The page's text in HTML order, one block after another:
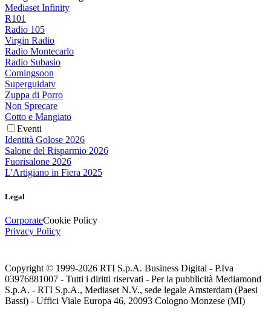
Mediaset Infinity
R101
Radio 105
Virgin Radio
Radio Montecarlo
Radio Subasio
Comingsoon
Superguidatv
Zuppa di Porro
Non Sprecare
Cotto e Mangiato
Eventi
Identità Golose 2026
Salone del Risparmio 2026
Fuorisalone 2026
L'Artigiano in Fiera 2025
Legal
CorporateCookie Policy
Privacy Policy
Copyright © 1999-2026 RTI S.p.A. Business Digital - P.Iva
03976881007 - Tutti i diritti riservati - Per la pubblicità Mediamond
S.p.A. - RTI S.p.A., Mediaset N.V., sede legale Amsterdam (Paesi
Bassi) - Uffici Viale Europa 46, 20093 Cologno Monzese (MI)